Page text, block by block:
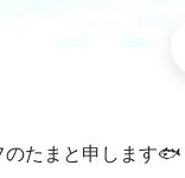
のたまと申します🐟